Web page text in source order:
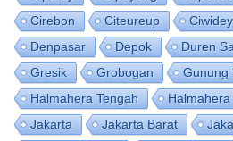
Cirebon
Citeureup Ciwidey
Denpasar
Depok Duren
Gresik
Grobogan
Gunung
Halmahera Tengah
Halmahera
Jakarta
Jakarta Barat